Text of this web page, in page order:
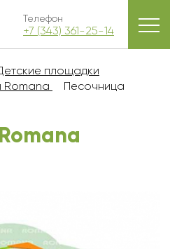
Телефон
+7 (343) 361-25-14
площадки
Romana
Песочница